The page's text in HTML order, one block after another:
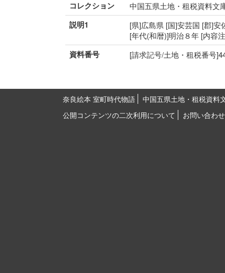
コレクション 中国五県土地・租税資料文
説明1
[県]広島県 [国]安芸国 [郡]
[年代(和暦)]明治８年 [内容
資料番号 [請求記号/土地・租税番号
奈良絵本 室町時代物語
中国五県土地・租税資料
公開コンテンツの二次利用について
お問い合わせ